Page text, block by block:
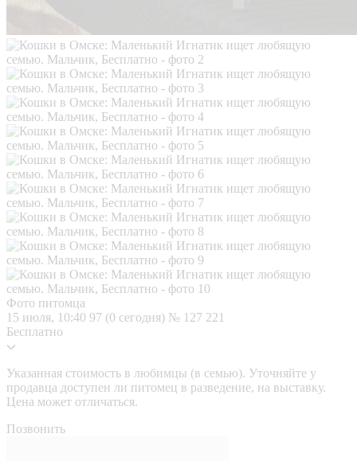
Фото питомца
15 июля, 10:40 97 (0 сегодня) № 127 221
Бесплатно
Указанная стоимость в любимцы (в семью). Уточняйте у
продавца доступен ли питомец в разведение, на выставку.
Цена может отличаться.
Позвонить